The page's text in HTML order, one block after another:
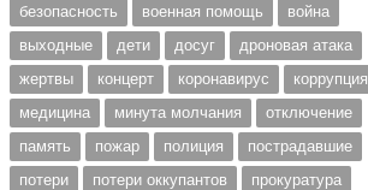
безопасность
военная помощь
война
выходные
дети досуг
дроновая атака
жертвы
концерт коронавирус
коррупция
медицина
минута молчания
отключение
память
пожар полиция
пострадавшие
потери
потери оккупантов
прокуратура